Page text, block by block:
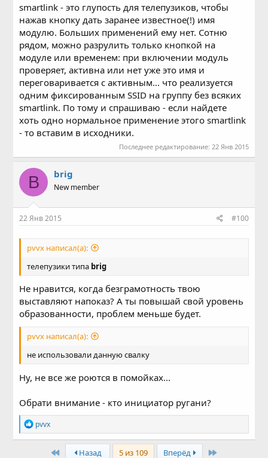
smartlink - это глупость для телепузиков, чтобы
нажав кнопку дать заранее известное(!) имя
модулю. Больших применений ему нет. Сотню
рядом, можно разрулить только кнопкой на
модуле или временем: при включении модуль
проверяет, активна или нет уже это имя и
переговаривается с активным... что реализуется
одним фиксированным SSID на группу без всяких
smartlink. По тому и спрашиваю - если найдете
хоть одно нормальное применение этого smartlink
- то вставим в исходники.
Последнее редактирование: 22 Янв 2015
B brig
New member
22 Янв 2015 #100
pvvx написал(а):
телепузики типа brig
Не нравится, когда безграмотность твою
выставляют напоказ? А ты повышай свой уровень
образованности, проблем меньше будет.
pvvx написал(а):
не использовали данную свалку
Ну, не все же роются в помойках...
Обрати внимание - кто инициатор ругани?
Р
е
а
pvvx
First Назад 5 из 109 Вперёд Last